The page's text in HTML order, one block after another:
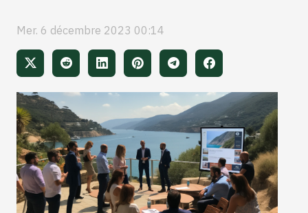
Mer. 6 décembre 2023 00:14